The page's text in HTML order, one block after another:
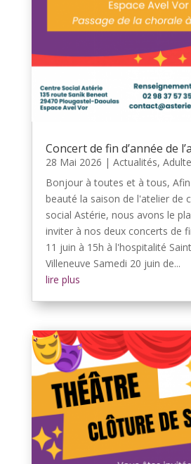
Concert de fin d’année de
28 Mai 2026 | Actualités,
Bonjour à toutes et à tous,
beauté la saison de l'atelier de
social Astérie, nous avons le
inviter à nos deux concerts de
11 juin à 15h à l'hospitalité
Villeneuve Samedi 20 juin de...
lire plus